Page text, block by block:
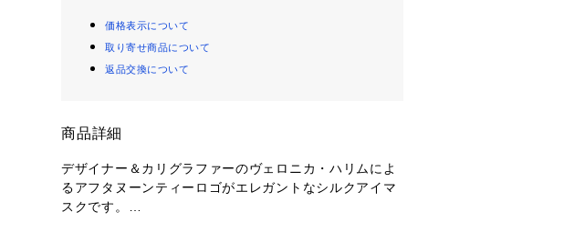
価格表示について
取り寄せ商品について
返品交換について
商品詳細
デザイナー＆カリグラファーのヴェロニカ・ハリムによ
るアフタヌーンティーロゴがエレガントなシルクアイマ
スクです。